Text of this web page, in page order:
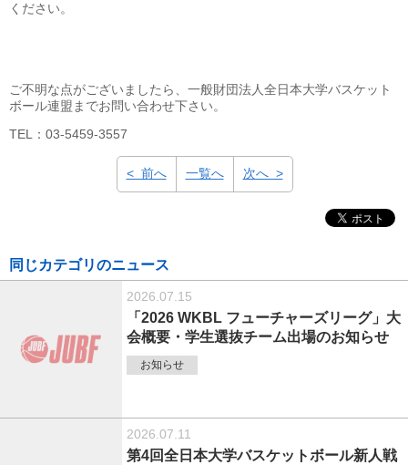
ください。
ご不明な点がございましたら、一般財団法人全日本大学バスケット
ボール連盟までお問い合わせ下さい。
TEL：03-5459-3557
< 前へ 一覧へ 次へ >
同じカテゴリのニュース
2026.07.15
「2026 WKBL フューチャーズリーグ」大
会概要・学生選抜チーム出場のお知らせ
お知らせ
2026.07.11
第4回全日本大学バスケットボール新人戦